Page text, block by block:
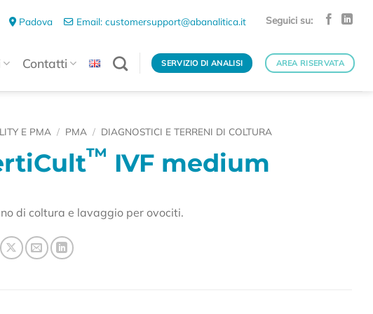
Padova Email: customersupport@abanalitica.it Seguici su:
Contatti SERVIZIO DI ANALISI AREA RISERVATA
E PMA / PMA / DIAGNOSTICI E TERRENI DI COLTURA
™ IVF medium
di coltura e lavaggio per ovociti.